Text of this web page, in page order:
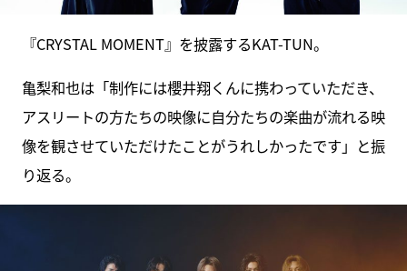
『CRYSTAL MOMENT』を披露するKAT-TUN。
亀梨和也は「制作には櫻井翔くんに携わっていただき、
アスリートの方たちの映像に自分たちの楽曲が流れる映
像を観させていただけたことがうれしかったです」と振
り返る。